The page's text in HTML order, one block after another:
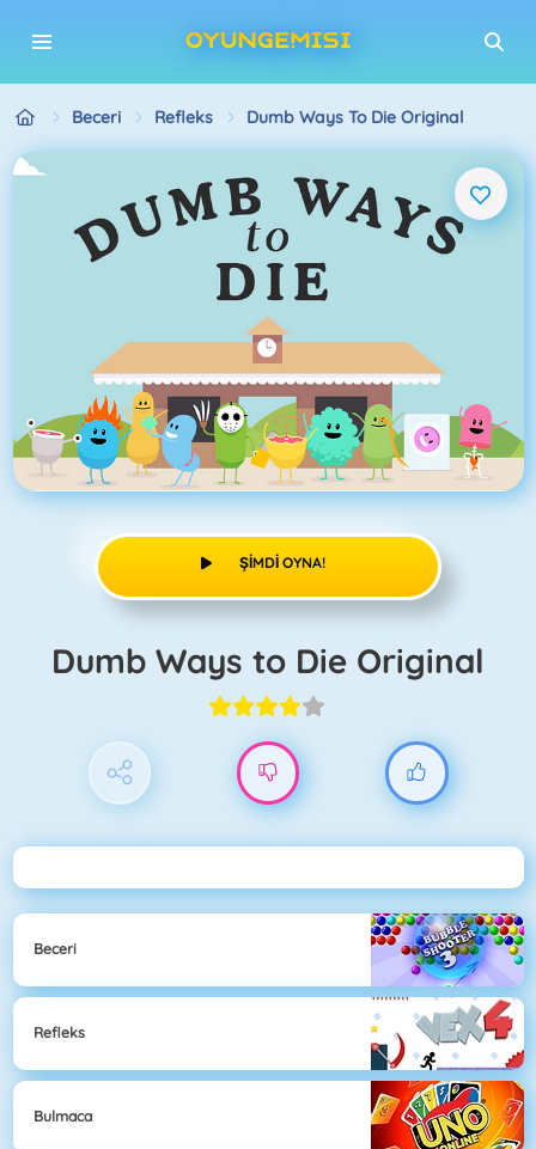
Beceri Refleks Dumb Ways To Die Original
ŞIMDI OYNA!
Dumb Ways to Die Original
Beceri
Refleks
Bulmaca